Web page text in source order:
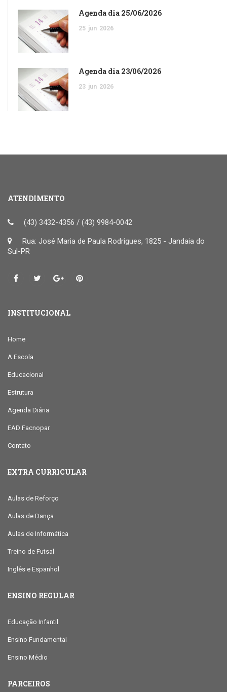
Agenda dia 25/06/2026
25 jun 2026
Agenda dia 23/06/2026
23 jun 2026
ATENDIMENTO
(43) 3432-4356 / (43) 9984-0042
Rua: José Maria de Paula Rodrigues, 1825 - Jandaia do
Sul-PR
INSTITUCIONAL
Home
A Escola
Educacional
Estrutura
Agenda Diária
EAD Facnopar
Contato
EXTRA CURRICULAR
Aulas de Reforço
Aulas de Dança
Aulas de Informática
Treino de Futsal
Inglês e Espanhol
ENSINO REGULAR
Educação Infantil
Ensino Fundamental
Ensino Médio
PARCEIROS